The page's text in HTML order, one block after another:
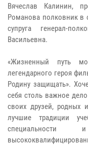
Вячеслав Калинин,
Романова полковник в
супруга генерал-
Васильевна.
«Жизненный путь
легендарного героя
Родину защищать».
себя столь важное
своих друзей, родных
лучшие традиции